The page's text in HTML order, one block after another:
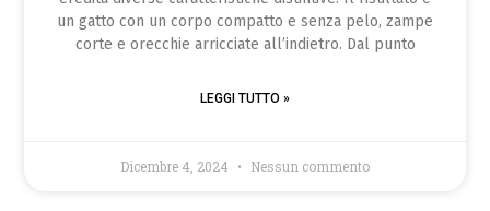
un gatto con un corpo compatto e senza pelo, zampe
corte e orecchie arricciate all’indietro. Dal punto
LEGGI TUTTO »
Dicembre 4, 2024 Nessun commento